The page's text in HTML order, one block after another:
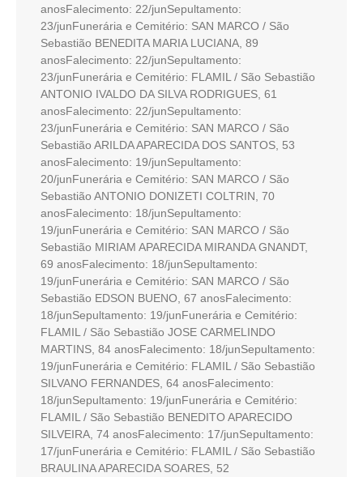
anosFalecimento: 22/junSepultamento:
23/junFunerária e Cemitério: SAN MARCO / São
Sebastião BENEDITA MARIA LUCIANA, 89
anosFalecimento: 22/junSepultamento:
23/junFunerária e Cemitério: FLAMIL / São Sebastião
ANTONIO IVALDO DA SILVA RODRIGUES, 61
anosFalecimento: 22/junSepultamento:
23/junFunerária e Cemitério: SAN MARCO / São
Sebastião ARILDA APARECIDA DOS SANTOS, 53
anosFalecimento: 19/junSepultamento:
20/junFunerária e Cemitério: SAN MARCO / São
Sebastião ANTONIO DONIZETI COLTRIN, 70
anosFalecimento: 18/junSepultamento:
19/junFunerária e Cemitério: SAN MARCO / São
Sebastião MIRIAM APARECIDA MIRANDA GNANDT,
69 anosFalecimento: 18/junSepultamento:
19/junFunerária e Cemitério: SAN MARCO / São
Sebastião EDSON BUENO, 67 anosFalecimento:
18/junSepultamento: 19/junFunerária e Cemitério:
FLAMIL / São Sebastião JOSE CARMELINDO
MARTINS, 84 anosFalecimento: 18/junSepultamento:
19/junFunerária e Cemitério: FLAMIL / São Sebastião
SILVANO FERNANDES, 64 anosFalecimento:
18/junSepultamento: 19/junFunerária e Cemitério:
FLAMIL / São Sebastião BENEDITO APARECIDO
SILVEIRA, 74 anosFalecimento: 17/junSepultamento:
17/junFunerária e Cemitério: FLAMIL / São Sebastião
BRAULINA APARECIDA SOARES, 52